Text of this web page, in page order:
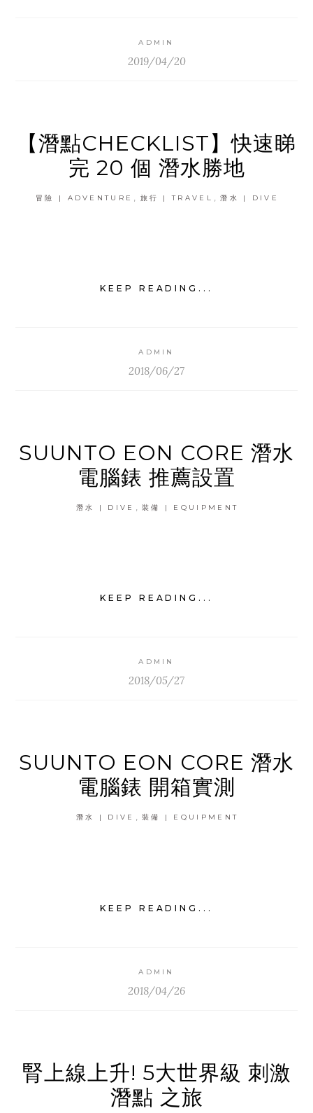
ADMIN
2019/04/20
【潛點CHECKLIST】快速睇
完 20 個 潛水勝地
冒險 | ADVENTURE 旅行 | TRAVEL 潛水 | DIVE
KEEP READING...
ADMIN
2018/06/27
SUUNTO EON CORE 潛水
電腦錶 推薦設置
潛水 | DIVE 裝備 | EQUIPMENT
KEEP READING...
ADMIN
2018/05/27
SUUNTO EON CORE 潛水
電腦錶 開箱實測
潛水 | DIVE , 裝備 | EQUIPMENT
KEEP READING...
ADMIN
2018/04/26
腎上線上升! 5大世界級 刺激
潛點 之旅